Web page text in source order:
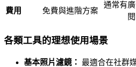
費用 免費與進階方案
通常有
閱
各類工具的理想使用場景
基本照片濾鏡：
最適合在社群